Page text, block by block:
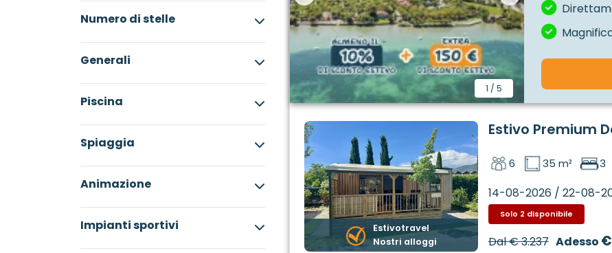
Numero di stelle
Generali
Piscina
Spiaggia
Animazione
Impianti sportivi
1 /5
Estivotravel
Nostri alloggi
Estivo Premium
6 35 m² 3
14-08-2026 / 22-08-
Solo 2 disponibile
Dal€ 3.237 Adesso